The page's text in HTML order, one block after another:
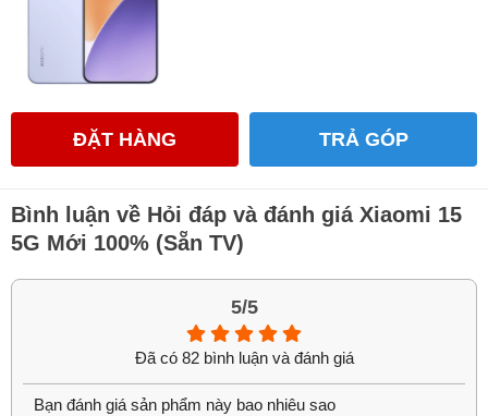
1. Đánh giá Xiaomi 15 mới nhất 2025
1.1 Đánh giá thiết kế Xiaomi 15
Xiaomi 15 5G là mẫu điện thoại flagship vừa được Xiaomi
ra mắt trong năm 2025, nổi bật với thiết kế cao cấp, nhỏ gọn
và sang trọng. Với kích thước 152.3 x 71.2 x 8.1 mm, trọng
thoải mái, phù hợp cả người dùng nam và nữ.
ĐẶT HÀNG TRẢ GÓP
Bình luận về Hỏi đáp và đánh giá Xiaomi 15
5G Mới 100% (Sẵn TV)
5/5
Đã có 82 bình luận và đánh giá
Bạn đánh giá sản phẩm này bao nhiêu sao